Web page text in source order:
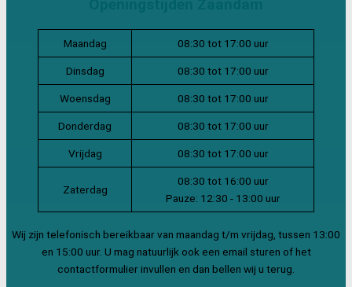
Maandag 08:30 tot 17:00 uur
Dinsdag 08:30 tot 17:00 uur
Woensdag 08:30 tot 17:00 uur
Donderdag 08:30 tot 17:00 uur
Vrijdag 08:30 tot 17:00 uur
Zaterdag
08:30 tot 16:00 uur
Pauze: 12:30 - 13:00 uur
Wij zijn telefonisch bereikbaar van maandag t/m vrijdag, tussen 13:00
en 15:00 uur. U mag natuurlijk ook een email sturen of het
contactformulier invullen en dan bellen wij u terug.